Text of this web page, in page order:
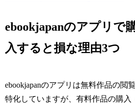
ebookjapanのアプリで
入すると損な理由3つ
ebookjapanのアプリは無料作品の閲
特化していますが、有料作品の購入